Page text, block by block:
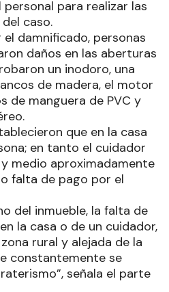
para realizar las
caso.
damnificado, personas
daños en las aberturas
un inodoro, una
de madera, el motor
de manguera de PVC y
que en la casa
en tanto el cuidador
medio aproximadamente
falta de pago por el
del inmueble, la falta de
la casa o de un cuidador,
rural y alejada de la
constantemente se
señala el parte